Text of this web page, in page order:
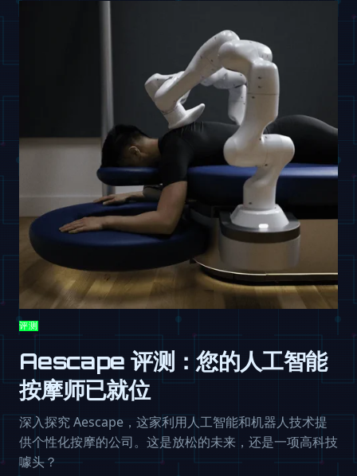
评测
Aescape 评测：您的人工智能
按摩师已就位
深入探究 Aescape，这家利用人工智能和机器人技术提
供个性化按摩的公司。这是放松的未来，还是一项高科技
噱头？